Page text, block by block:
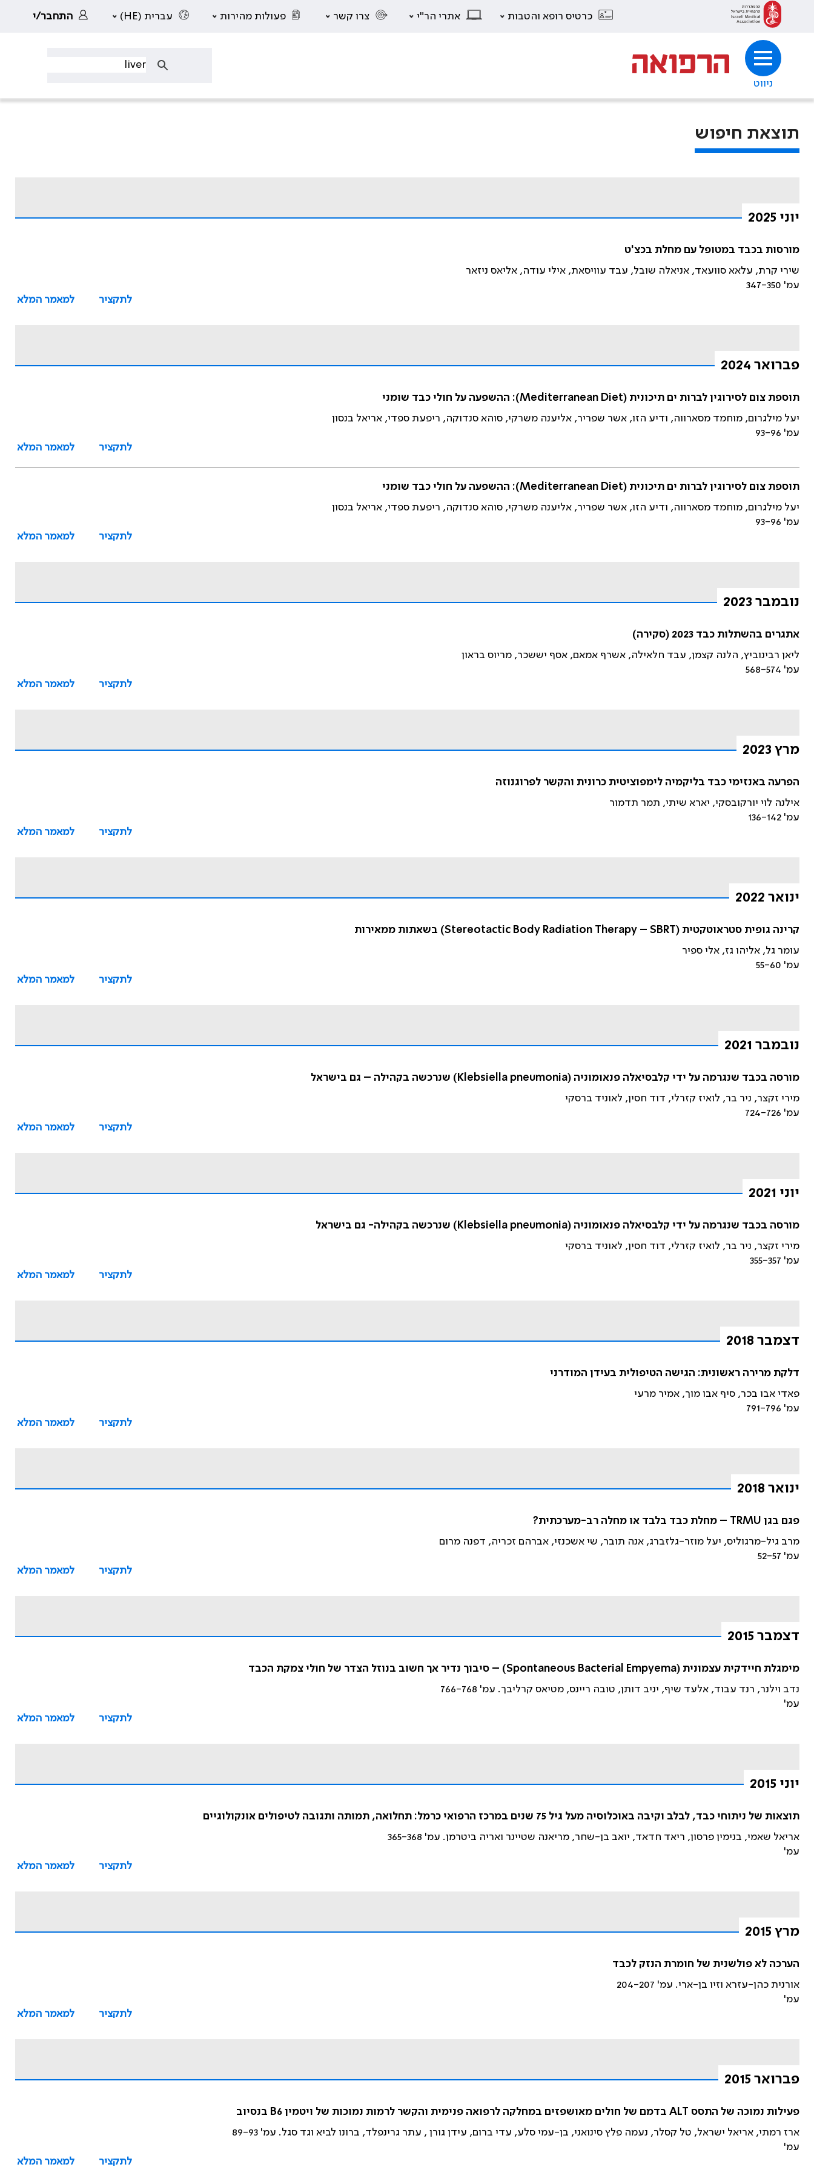
כרטיס רופא והטבות אתרי הר"י צרו קשר פעולות מהירות עברית (HE) התחבר/י
ניווט
תוצאת חיפוש
יוני 2025
מורסות בכבד במטופל עם מחלת בכצ'ט
שירי קרת, עלאא סוועאד, אניאלה שובל, עבד עוויסאת, אילי עודה, אליאס ניזאר
עמ' 347-350
לתקציר
למאמר המלא
פברואר 2024
תוספת צום לסירוגין לברות ים תיכונית (Mediterranean Diet): ההשפעה על חולי כבד שומני
יעל מילגרום, מוחמד מסארווה, ודיע הזו, אשר שפריר, אליענה משרקי, סוהא סנדוקה, ריפעת ספדי, אריאל בנסון
עמ' 93-96
לתקציר
למאמר המלא
תוספת צום לסירוגין לברות ים תיכונית (Mediterranean Diet): ההשפעה על חולי כבד שומני
יעל מילגרום, מוחמד מסארווה, ודיע הזו, אשר שפריר, אליענה משרקי, סוהא סנדוקה, ריפעת ספדי, אריאל בנסון
עמ' 93-96
לתקציר
למאמר המלא
נובמבר 2023
אתגרים בהשתלות כבד 2023 (סקירה)
ליאן רבינוביץ, הלנה קצמן, עבד חלאילה, אשרף אמאם, אסף יששכר, מריוס בראון
עמ' 568-574
לתקציר
למאמר המלא
מרץ 2023
הפרעה באנזימי כבד בליקמיה לימפוציטית כרונית והקשר לפרוגנוזה
אילנה לוי יורקובסקי, יארא שיתי, תמר תדמור
עמ' 136-142
לתקציר
למאמר המלא
ינואר 2022
קרינה גופית סטראוטקטית (Stereotactic Body Radiation Therapy – SBRT) בשאתות ממאירות
עומר גל, אליהו גז, אלי ספיר
עמ' 55-60
לתקציר
למאמר המלא
נובמבר 2021
מורסה בכבד שנגרמה על ידי קלבסיאלה פנאומוניה (Klebsiella pneumonia) שנרכשה בקהילה – גם בישראל
מירי זקצר, ניר בר, לואיז קזרלי, דוד חסין, לאוניד ברסקי
עמ' 724-726
לתקציר
למאמר המלא
יוני 2021
מורסה בכבד שנגרמה על ידי קלבסיאלה פנאומוניה (Klebsiella pneumonia) שנרכשה בקהילה- גם בישראל
מירי זקצר, ניר בר, לואיז קזרלי, דוד חסין, לאוניד ברסקי
עמ' 355-357
לתקציר
למאמר המלא
דצמבר 2018
דלקת מרירה ראשונית: הגישה הטיפולית בעידן המודרני
פאדי אבו בכר, סיף אבו מוך, אמיר מרעי
עמ' 791-796
לתקציר
למאמר המלא
ינואר 2018
פגם בגן TRMU – מחלת כבד בלבד או מחלה רב-מערכתית?
מרב גיל-מרגוליס, יעל מוזר-גלזברג, אנה תובר, שי אשכנזי, אברהם זכריה, דפנה מרום
עמ' 52-57
לתקציר
למאמר המלא
דצמבר 2015
מימגלת חיידקית עצמונית (Spontaneous Bacterial Empyema) – סיבוך נדיר אך חשוב בנוזל הצדר של חולי צמקת הכבד
נדב וילנר, רנד עבוד, אלעד שיף, יניב דותן, טובה ריינס, מטיאס קרליבך. עמ' 766-768
עמ'
לתקציר
למאמר המלא
יוני 2015
תוצאות של ניתוחי כבד, לבלב וקיבה באוכלוסיה מעל גיל 75 שנים במרכז הרפואי כרמל: תחלואה, תמותה ותגובה לטיפולים אונקולוגיים
אריאל שאמי, בנימין פרסון, ריאד חדאד, יואב בן-שחר, מריאנה שטיינר ואריה ביטרמן. עמ' 365-368
עמ'
לתקציר
למאמר המלא
מרץ 2015
הערכה לא פולשנית של חומרת הנזק לכבד
אורנית כהן-עזרא וזיו בן-ארי. עמ' 204-207
עמ'
לתקציר
למאמר המלא
פברואר 2015
פעילות נמוכה של התסס ALT בדמם של חולים מאושפזים במחלקה לרפואה פנימית והקשר לרמות נמוכות של ויטמין B6 בנסיוב
ארז רמתי, אריאל ישראל, טל קסלר, נעמה פלץ סינואני, בן-עמי סלע, עדי ברום, עידן גורן , עתר גרינפלד, ברונו לביא וגד סגל. עמ' 89-93
עמ'
לתקציר
למאמר המלא